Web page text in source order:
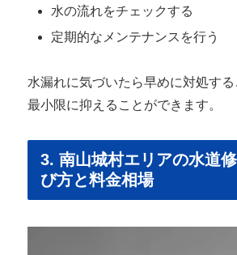
水の流れをチェックする
定期的なメンテナンスを行う
水漏れに気づいたら早めに対処す
最小限に抑えることができます。
3. 南山城村エリアの水道
び方と料金相場